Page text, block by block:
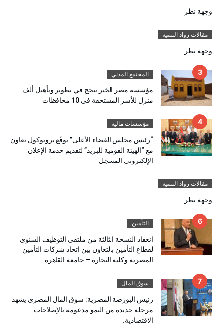
وجهة نظر
مقالات رواد التنمية
وجهة نظر
المجتمع المدني
مؤسسه مصر الخير تنجح في تطوير وتأهيل ألف
منزل للأسر المستحقة في 10 محافظات
مؤسسات مالية
“رئيس مجلس القضاء الأعلى” يوقّع بروتوكول تعاون
مع “الهيئة القومية للبريد” لتقديم خدمة الإعلان
الإلكتروني المسجل
مقالات رواد التنمية
وجهة نظر
التأمين
انعقاد النسخة الثالثة من ملتقى التوظيف السنوي
لقطاع التأمين بالتعاون بين اتحاد شركات التأمين
المصرية وكلية التجارة – جامعة القاهرة
سوق المال
رئيس البورصة المصرية: سوق المال المصري يشهد
مرحلة جديدة من النمو مدعومة بالإصلاحات
الاقتصادية.